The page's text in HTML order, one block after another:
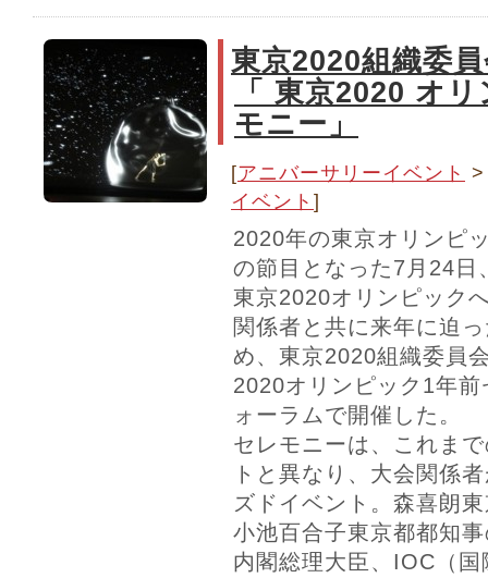
東京2020組織委
「 東京2020 オ
モニー」
[アニバーサリーイベント
イベント ]
2020年の東京オリンピ
の節目となった7月24日
東京2020オリンピック
関係者と共に来年に迫
め、東京2020組織委員
2020オリンピック1年
ォーラムで開催した。
セレモニーは、これま
トと異なり、大会関係
ズドイベント。森喜朗
小池百合子東京都都知
内閣総理大臣、IOC（